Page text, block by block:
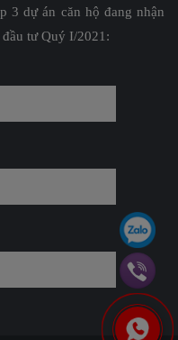
3 dự án căn hộ đang nhận
tư Quý I/2021: